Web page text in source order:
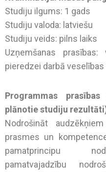
Studiju ilgums: 1 gads
Studiju valoda: latviešu
Studiju veids: pilns laiks
Uzņemšanas
pieredzei darbā
Programmas
plānotie studiju
Nodrošināt
prasmes un
pamatprincipu
pamatvajadzību